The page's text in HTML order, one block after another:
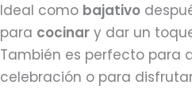
Ideal como bajativo
para cocinar y dar un
También es perfecto para
celebración o para